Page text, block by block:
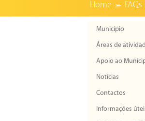
Home FAQs
Município
Áreas de
Apoio ao
Notícias
Contactos
Informações